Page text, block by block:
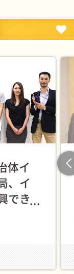
体イ
、イ
でき